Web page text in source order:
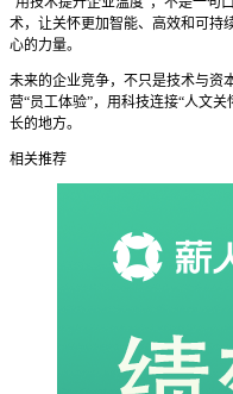
术，让关怀更加智能、高效和可持
心的力量。
未来的企业竞争，不只是技术与资
营“员工体验”，用科技连接“人文
长的地方。
相关推荐